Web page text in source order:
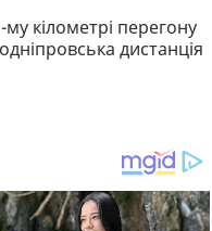
кілометрі перегону
дистанція